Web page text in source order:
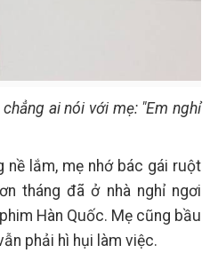
ai nói với mẹ: "Em nghỉ
nề lắm, mẹ nhớ bác gái ruột
tháng đã ở nhà nghỉ ngơi
Hàn Quốc. Mẹ cũng bầu
phải hì hụi làm việc.